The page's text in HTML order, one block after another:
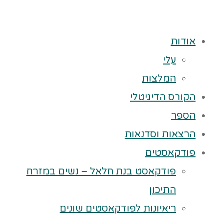
אודות
עלי
המלצות
הקורס הדיגיטלי
הספר
הרצאות וסדנאות
פודקאסטים
פודקאסט בנת חלאל – נשים במזרח
התיכון
ריאיונות לפודקאסטים שונים